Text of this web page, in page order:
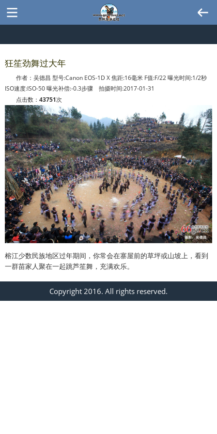
狂笙劲舞过大年
作者：吴德昌 型号:Canon EOS-1D X 焦距:16毫米 F值:F/22 曝光时间:1/2秒
ISO速度:ISO-50 曝光补偿:-0.3步骤 拍摄时间:2017-01-31
点击数： 43751次
榕江少数民族地区过年期间，你常会在寨屋前的草坪或山坡上，看到
一群苗家人聚在一起跳芦笙舞，充满欢乐。
Copyright 2016. All rights reserved.